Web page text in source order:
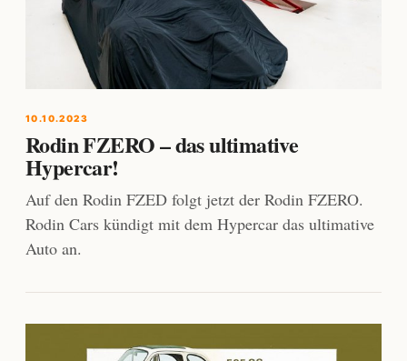
10.10.2023
Rodin FZERO – das ultimative
Hypercar!
Auf den Rodin FZED folgt jetzt der Rodin FZERO.
Rodin Cars kündigt mit dem Hypercar das ultimative
Auto an.